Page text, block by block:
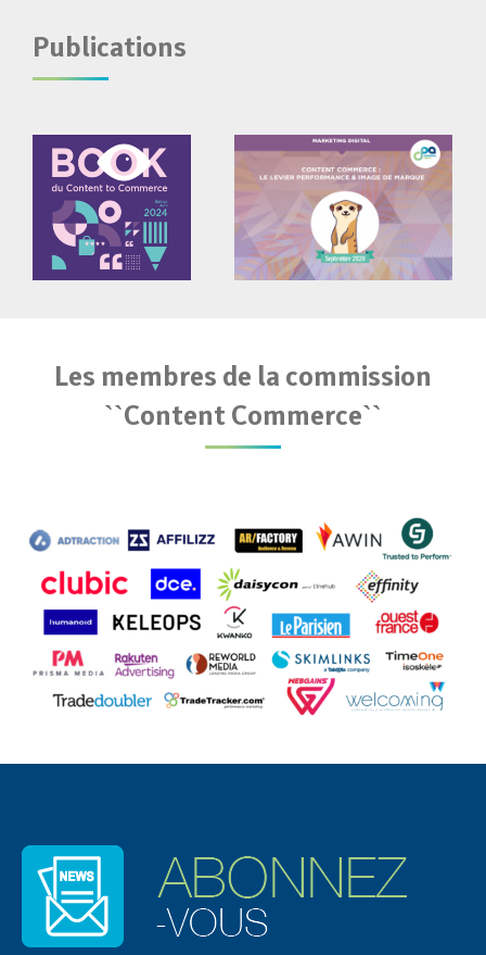
Publications
Les membres de la commission
``Content Commerce``